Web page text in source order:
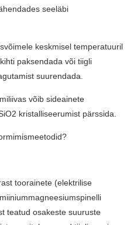
seeläbi
keskmisel temperatuuril
paksendada või tiigli
suurendada.
võib sideainete
kristalliseerumist pärssida.
toorainete (elektrilise
teatud osakeste suuruste